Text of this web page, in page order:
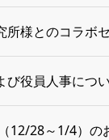
所様とのコラボ
び役員人事につ
12/28～1/4）の